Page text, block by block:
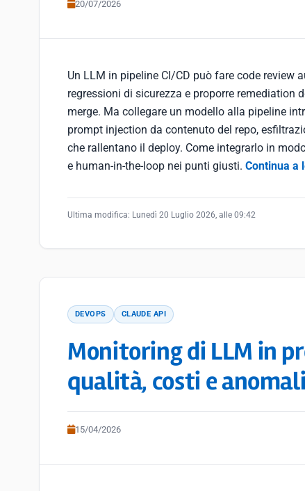
20/07/2026
Un LLM in pipeline CI/CD può fare code review
regressioni di sicurezza e proporre remediation
merge. Ma collegare un modello alla pipeline
prompt injection da contenuto del repo,
che rallentano il deploy. Come integrarlo in
e human-in-the-loop nei punti giusti. Continua a
Ultima modifica: Lunedì 20 Luglio 2026, alle 09:42
DEVOPS CLAUDE API
Monitoring di LLM in
qualità, costi e
15/04/2026